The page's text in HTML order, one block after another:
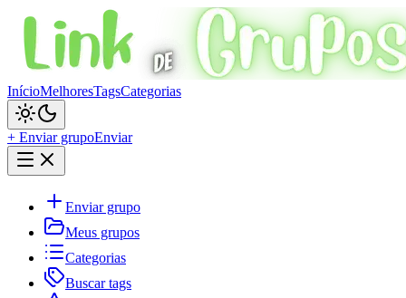
InícioMelhoresTagsCategorias
+ Enviar grupoEnviar
Enviar grupo
Meus grupos
Categorias
Buscar tags